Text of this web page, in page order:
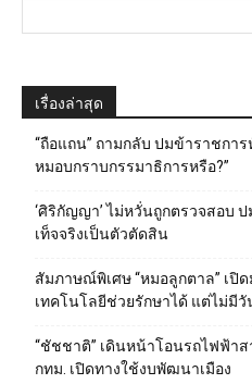
เรื่องล่าสุด
“ถือแถน” ถามกลับ ปมข้าราชการ
หมอบกราบกรรมาธิการหรือ?”
‘ศิริกัญญา’ ไม่หวั่นถูกตรวจสอบ
เท็จจริงเป็นตัวตัดสิน
สัมภาษณ์พิเศษ “หมอลูกตาล” เปิ
เทคโนโลยีช่วยรักษาได้ แต่ไม่มี
“ชัชชาติ” เดินหน้าโอนรถไฟฟ้า
กทม. เปิดทางใช้งบพัฒนาเมือง